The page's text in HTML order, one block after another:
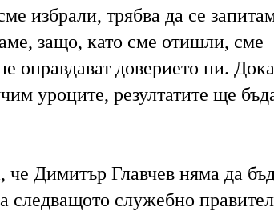
избрали, трябва да се
защо, като сме отишли, сме
оправдават доверието ни.
уроците, резултатите ще
че Димитър Главчев няма да
следващото служебно